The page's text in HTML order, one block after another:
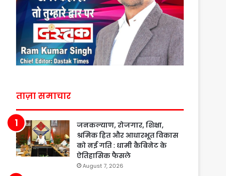
ताज़ा समाचार
जनकल्याण, रोजगार, शिक्षा,
श्रमिक हित और आधारभूत विकास
को नई गति : धामी कैबिनेट के
ऐतिहासिक फैसले
August 7, 2026